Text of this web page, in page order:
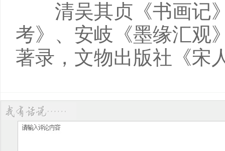
清吴其贞《书画记》
考》、安岐《墨缘汇观
著录，文物出版社《宋